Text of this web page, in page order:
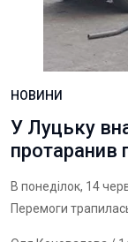
НОВИНИ
У Луцьку
протаранив
В понеділок, 14
Перемоги